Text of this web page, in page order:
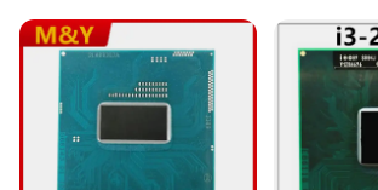
professional applications
Shape or Size or Weight or Quantity:
lightweight design for easy handling
Parts and Accessories: Comes with
components for immediate use
Features: